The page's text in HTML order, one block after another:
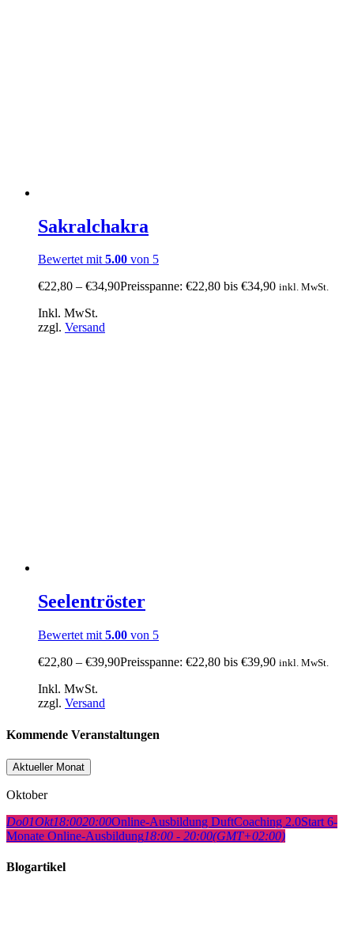
Sakralchakra
Bewertet mit5.00 von 5
€22,80 – €34,90Preisspanne: €22,80 bis €34,90 inkl. MwSt.
Inkl. MwSt.
zzgl. Versand
Seelentröster
Bewertet mit 5.00 von 5
€22,80 – €39,90Preisspanne: €22,80 bis €39,90 inkl. MwSt.
Inkl. MwSt.
zzgl. Versand
Kommende Veranstaltungen
Aktueller Monat
Oktober
Do01Okt18:0020:00Online-Ausbildung DuftCoaching 2.0Start 6-
Monate Online-Ausbildung18:00 - 20:00(GMT+02:00)
Blogartikel